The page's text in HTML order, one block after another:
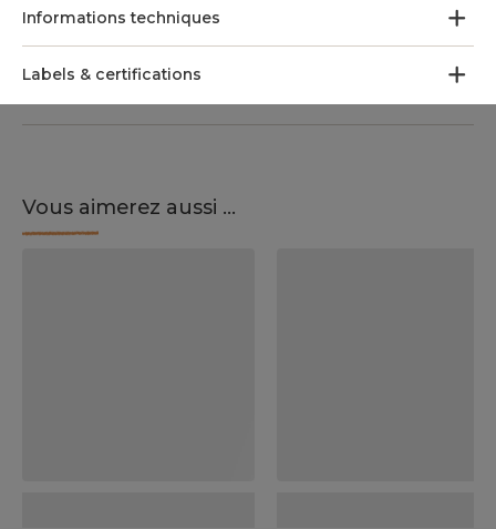
Informations techniques
Labels & certifications
Vous aimerez aussi ...